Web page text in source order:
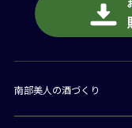
南部美人の酒づくり